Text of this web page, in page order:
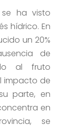
ha visto
hídrico. En
un 20%
de
al fruto
impacto de
parte, en
en
se